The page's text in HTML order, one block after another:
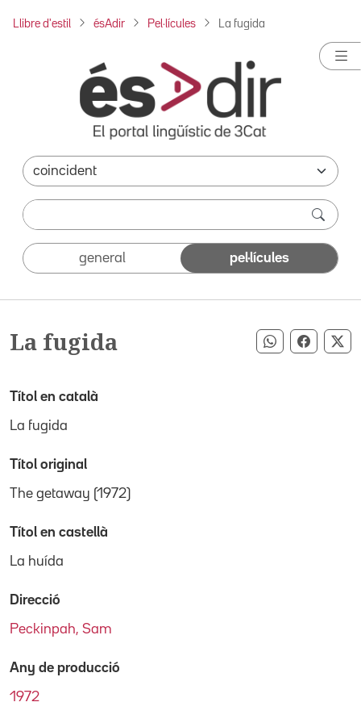
Llibre d'estil ésAdir Pel·lícules La fugida
general pel·lícules
La fugida Compartir
Títol en català
La fugida
Títol original
The getaway (1972)
Títol en castellà
La huída
Direcció
Peckinpah, Sam
Any de producció
1972